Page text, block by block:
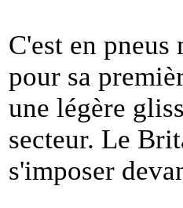
C'est en
pour sa
une légère
secteur. Le
s'imposer